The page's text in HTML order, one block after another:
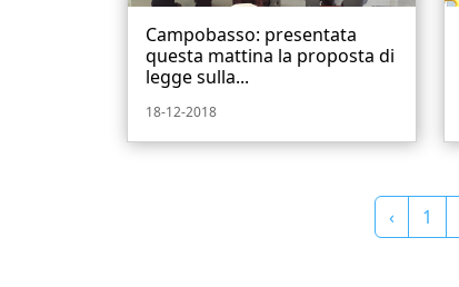
Campobasso: presentata
questa mattina la proposta di
legge sulla...
18-12-2018
‹ 1